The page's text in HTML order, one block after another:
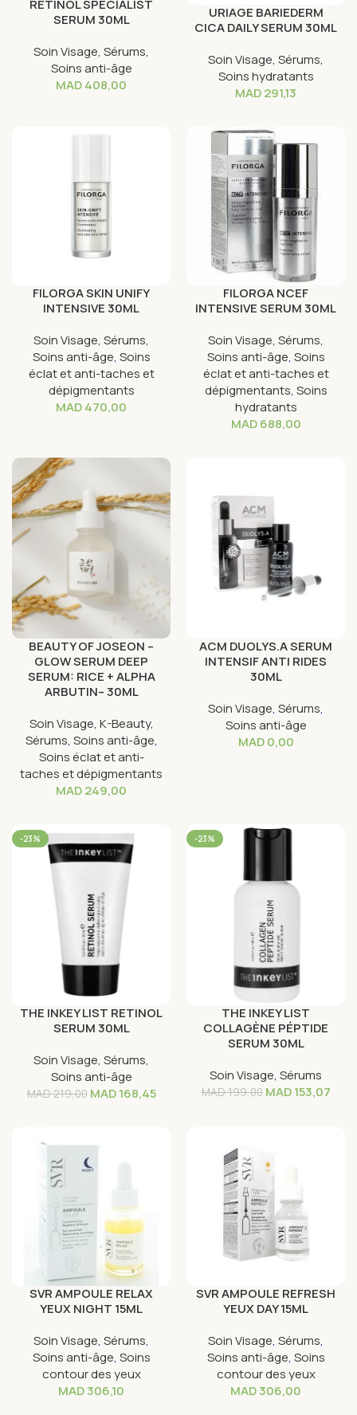
RETINOL SPECIALIST
SERUM 30ML
Soin Visage, Sérums,
Soins anti-âge
MAD408,00
URIAGE BARIEDERM
CICA DAILY SERUM 30ML
Soin Visage, Sérums,
Soins hydratants
MAD291,13
FILORGA SKIN UNIFY
INTENSIVE 30ML
Soin Visage, Sérums,
Soins anti-âge, Soins
éclat et anti-taches et
dépigmentants
MAD470,00
FILORGA NCEF
INTENSIVE SERUM 30ML
Soin Visage, Sérums,
Soins anti-âge, Soins
éclat et anti-taches et
dépigmentants, Soins
hydratants
MAD688,00
BEAUTY OF JOSEON –
GLOW SERUM DEEP
SERUM: RICE + ALPHA
ARBUTIN– 30ML
Soin Visage, K-Beauty,
Sérums, Soins anti-âge,
Soins éclat et anti-
taches et dépigmentants
MAD249,00
ACM DUOLYS.A SERUM
INTENSIF ANTI RIDES
30ML
Soin Visage, Sérums,
Soins anti-âge
MAD0,00
-23%
THE INKEY LIST RETINOL
SERUM 30ML
Soin Visage, Sérums,
Soins anti-âge
MAD219,00 MAD168,45
-23%
THE INKEY LIST
COLLAGÈNE PÉPTIDE
SERUM 30ML
Soin Visage, Sérums
MAD199,00 MAD153,07
SVR AMPOULE RELAX
YEUX NIGHT 15ML
Soin Visage, Sérums,
Soins anti-âge, Soins
contour des yeux
MAD306,10
SVR AMPOULE REFRESH
YEUX DAY 15ML
Soin Visage, Sérums,
Soins anti-âge, Soins
contour des yeux
MAD306,00